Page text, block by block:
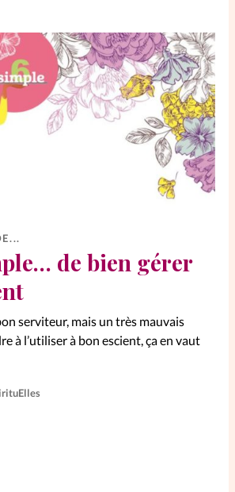
inspirent
L'anecdote
de bien gérer
serviteur, mais un très mauvais
à l’utiliser à bon escient, ça en vaut